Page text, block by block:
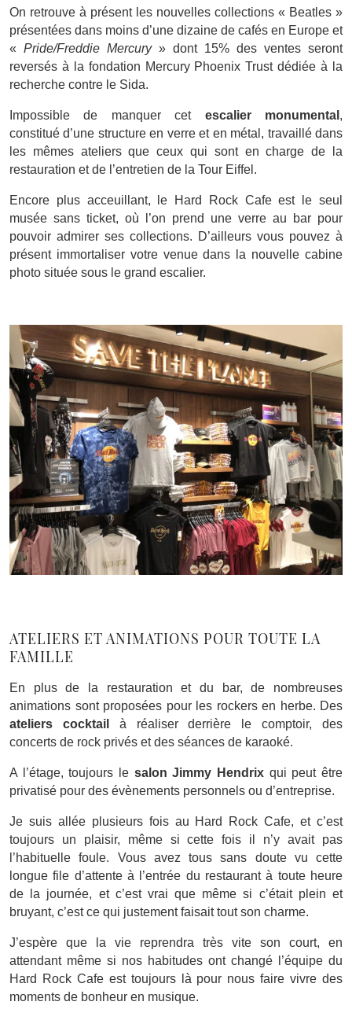
On retrouve à présent les nouvelles collections « Beatles »
présentées dans moins d’une dizaine de cafés en Europe et
« Pride/Freddie Mercury» dont 15% des ventes seront
reversés à la fondation Mercury Phoenix Trust dédiée à la
recherche contre le Sida.
Impossible de manquer cet escalier monumental ,
constitué d’une structure en verre et en métal, travaillé dans
les mêmes ateliers que ceux qui sont en charge de la
restauration et de l’entretien de la Tour Eiffel.
Encore plus acceuillant, le Hard Rock Cafe est le seul
musée sans ticket, où l’on prend une verre au bar pour
pouvoir admirer ses collections. D’ailleurs vous pouvez à
présent immortaliser votre venue dans la nouvelle cabine
photo située sous le grand escalier.
ATELIERS ET ANIMATIONS POUR TOUTE LA
FAMILLE
En plus de la restauration et du bar, de nombreuses
animations sont proposées pour les rockers en herbe. Des
ateliers cocktail
à réaliser derrière le comptoir, des
concerts de rock privés et des séances de karaoké.
A l’étage, toujours le salon Jimmy Hendrix qui peut être
privatisé pour des évènements personnels ou d’entreprise.
Je suis allée plusieurs fois au Hard Rock Cafe, et c’est
toujours un plaisir, même si cette fois il n’y avait pas
l’habituelle foule. Vous avez tous sans doute vu cette
longue file d’attente à l’entrée du restaurant à toute heure
de la journée, et c’est vrai que même si c’était plein et
bruyant, c’est ce qui justement faisait tout son charme.
J’espère que la vie reprendra très vite son court, en
attendant même si nos habitudes ont changé l’équipe du
Hard Rock Cafe est toujours là pour nous faire vivre des
moments de bonheur en musique.